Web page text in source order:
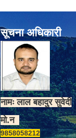
सूचना अधिकारी
नामः लाल बहादुर सुवेदी
मो.न
9858058212